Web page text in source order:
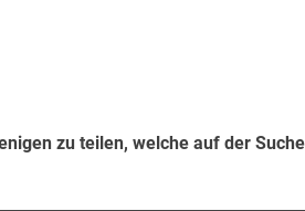
zu teilen, welche auf der